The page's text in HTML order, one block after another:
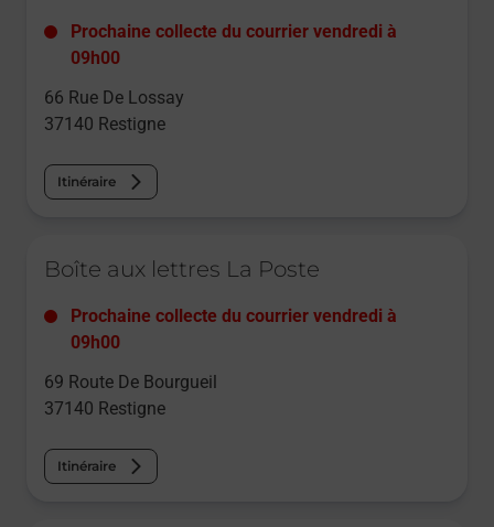
Prochaine collecte du courrier vendredi à
09h00
66 Rue De Lossay
37140 Restigne
Itinéraire
Boîte aux lettres La Poste
Prochaine collecte du courrier vendredi à
09h00
69 Route De Bourgueil
37140 Restigne
Itinéraire